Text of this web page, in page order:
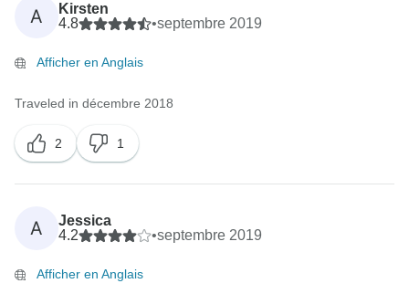
A
Kirsten
4.8
•septembre 2019
Afficher en Anglais
Traveled in décembre 2018
2 1
A
Jessica
4.2
•septembre 2019
Afficher en Anglais